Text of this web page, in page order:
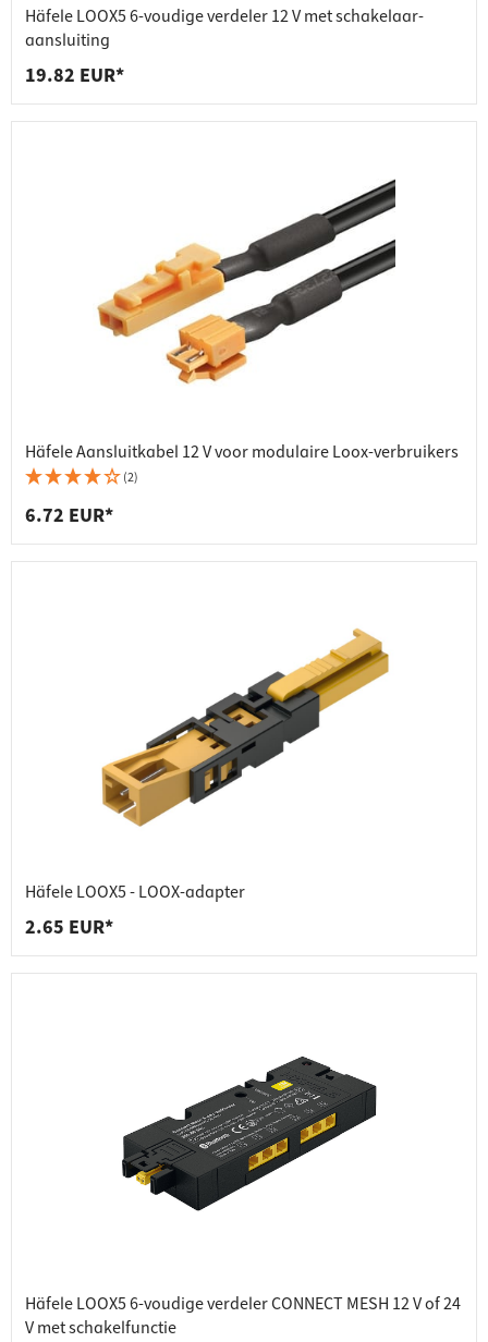
Häfele LOOX5 6-voudige verdeler 12 V met schakelaar-
aansluiting
19.82 EUR*
Häfele Aansluitkabel 12 V voor modulaire Loox-verbruikers
(2)
6.72 EUR*
Häfele LOOX5 - LOOX-adapter
2.65 EUR*
Häfele LOOX5 6-voudige verdeler CONNECT MESH 12 V of 24
V met schakelfunctie